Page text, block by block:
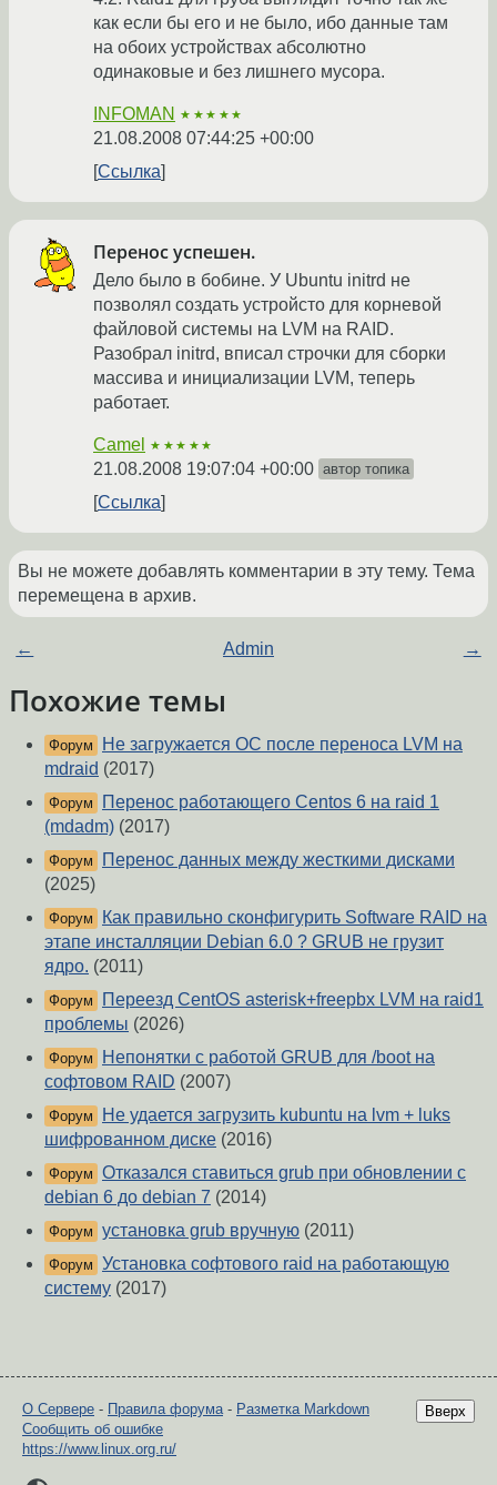
как если бы его и не было, ибо данные там
на обоих устройствах абсолютно
одинаковые и без лишнего мусора.
INFOMAN ★★★★★
21.08.2008 07:44:25 +00:00
Ссылка
Перенос успешен.
Дело было в бобине. У Ubuntu initrd не
позволял создать устройсто для корневой
файловой системы на LVM на RAID.
Разобрал initrd, вписал строчки для сборки
массива и инициализации LVM, теперь
работает.
Camel ★★★★★
21.08.2008 19:07:04 +00:00 автор топика
Ссылка
Вы не можете добавлять комментарии в эту тему. Тема
перемещена в архив.
← Admin →
Похожие темы
Форум
Не загружается ОС после переноса LVM на
mdraid (2017)
Форум
Перенос работающего Centos 6 на raid 1
(mdadm) (2017)
Форум
Перенос данных между жесткими дисками
(2025)
Форум
Как правильно сконфигурить Software RAID на
этапе инсталляции Debian 6.0 ? GRUB не грузит
ядро. (2011)
Форум
Переезд CentOS asterisk+freepbx LVM на raid1
проблемы (2026)
Форум
Непонятки с работой GRUB для /boot на
софтовом RAID (2007)
Форум
Не удается загрузить kubuntu на lvm + luks
шифрованном диске (2016)
Форум Отказался ставиться grub при обновлении с
debian 6 до debian 7 (2014)
Форум установка grub вручную (2011)
Форум
Установка софтового raid на работающую
систему (2017)
Вверх
О Сервере - Правила форума- Разметка Markdown
Сообщить об ошибке
https://www.linux.org.ru/